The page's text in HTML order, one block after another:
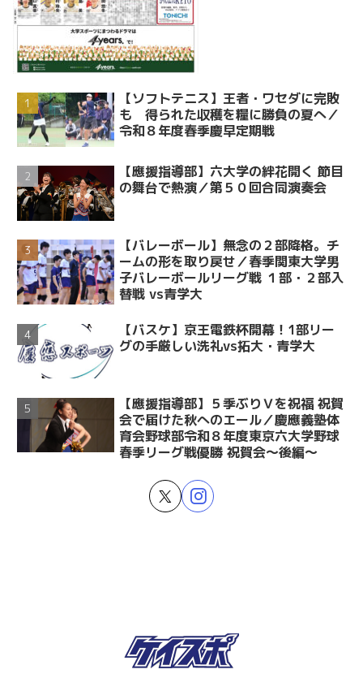
【ソフトテニス】王者・ワセダに完敗
も 得られた収穫を糧に勝負の夏へ／
令和８年度春季慶早定期戦
【應援指導部】六大学の絆花開く 節目
の舞台で熱演／第５０回合同演奏会
【バレーボール】無念の２部降格。チ
ームの形を取り戻せ／春季関東大学男
子バレーボールリーグ戦 １部・２部入
替戦 vs青学大
【バスケ】京王電鉄杯開幕！1部リー
グの手厳しい洗礼vs拓大・青学大
【應援指導部】５季ぶりＶを祝福 祝賀
会で届けた秋へのエール／慶應義塾体
育会野球部令和８年度東京六大学野球
春季リーグ戦優勝 祝賀会～後編～